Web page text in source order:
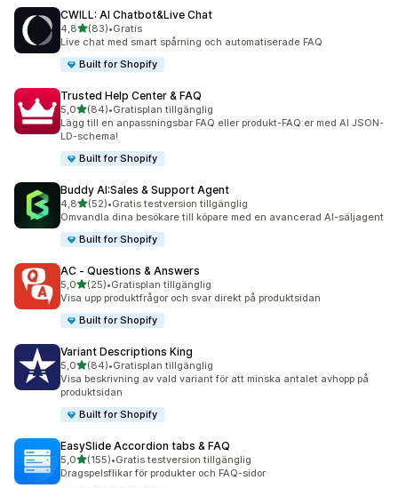
CWILL: AI Chatbot&Live Chat
4,8av 5 stjärnor
(83)
83 recensioner totalt
•Gratis
Live chat med smart spårning och automatiserade FAQ
Built for Shopify
Trusted Help Center & FAQ
5,0av 5 stjärnor
(84)
84 recensioner totalt
•Gratisplan tillgänglig
Lägg till en anpassningsbar FAQ eller produkt-FAQ:er med AI JSON-
LD-schema!
Built for Shopify
Buddy AI:Sales & Support Agent
4,8av 5 stjärnor
(52)
52 recensioner totalt
•Gratis testversion tillgänglig
Omvandla dina besökare till köpare med en avancerad AI-säljagent
Built for Shopify
AC ‑ Questions & Answers
5,0av 5 stjärnor
(25)
25 recensioner totalt
•Gratisplan tillgänglig
Visa upp produktfrågor och svar direkt på produktsidan
Built for Shopify
Variant Descriptions King
5,0av 5 stjärnor
(84)
84 recensioner totalt
•Gratisplan tillgänglig
Visa beskrivning av vald variant för att minska antalet avhopp på
produktsidan
Built for Shopify
EasySlide Accordion tabs & FAQ
5,0av 5 stjärnor
(155)
155 recensioner totalt
•Gratis testversion tillgänglig
Dragspelsflikar för produkter och FAQ-sidor